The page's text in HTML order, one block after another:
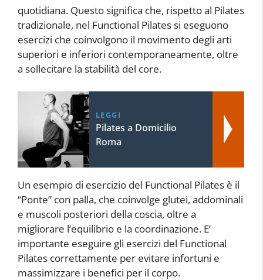
quotidiana. Questo significa che, rispetto al Pilates
tradizionale, nel Functional Pilates si eseguono
esercizi che coinvolgono il movimento degli arti
superiori e inferiori contemporaneamente, oltre
a sollecitare la stabilità del core.
LEGGI
Pilates a Domicilio
Roma
Un esempio di esercizio del Functional Pilates è il
“Ponte” con palla, che coinvolge glutei, addominali
e muscoli posteriori della coscia, oltre a
migliorare l’equilibrio e la coordinazione. E’
importante eseguire gli esercizi del Functional
Pilates correttamente per evitare infortuni e
massimizzare i benefici per il corpo.